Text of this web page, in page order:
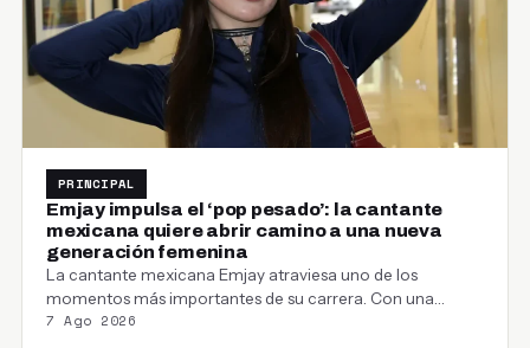
PRINCIPAL
Emjay impulsa el ‘pop pesado’: la cantante
mexicana quiere abrir camino a una nueva
generación femenina
La cantante mexicana Emjay atraviesa uno de los
momentos más importantes de su carrera. Con una…
7 Ago 2026